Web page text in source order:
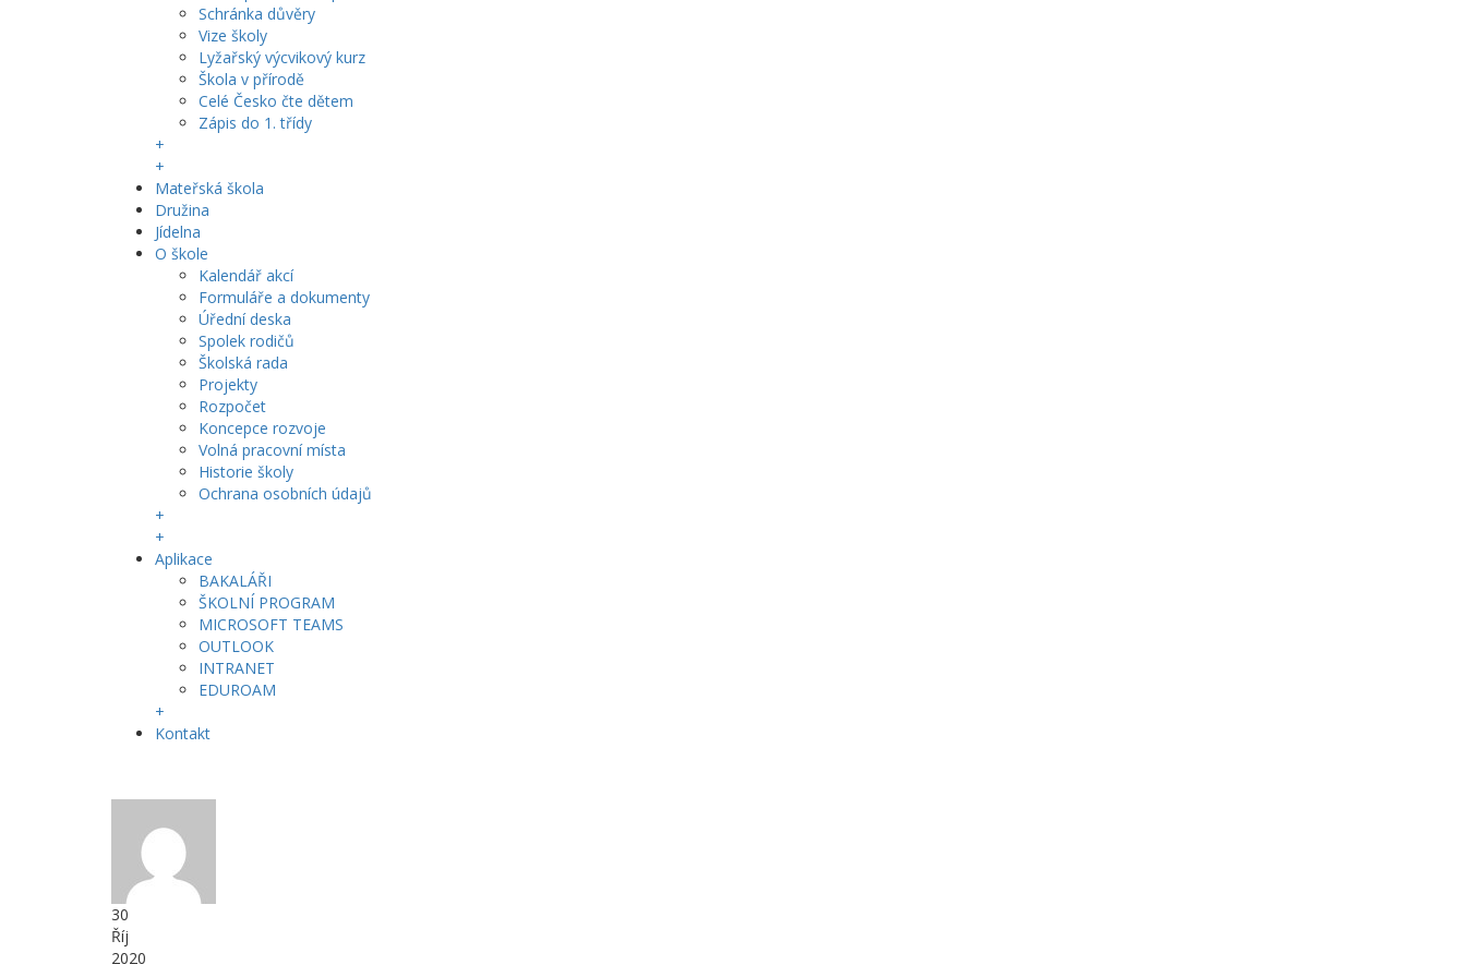
Schránka důvěry
Vize školy
Lyžařský výcvikový kurz
Škola v přírodě
Celé Česko čte dětem
Zápis do 1. třídy
+
+
Mateřská škola
Družina
Jídelna
O škole
Kalendář akcí
Formuláře a dokumenty
Úřední deska
Spolek rodičů
Školská rada
Projekty
Rozpočet
Koncepce rozvoje
Volná pracovní místa
Historie školy
Ochrana osobních údajů
+
+
Aplikace
BAKALÁŘI
ŠKOLNÍ PROGRAM
MICROSOFT TEAMS
OUTLOOK
INTRANET
EDUROAM
+
Kontakt
30
Říj
2020